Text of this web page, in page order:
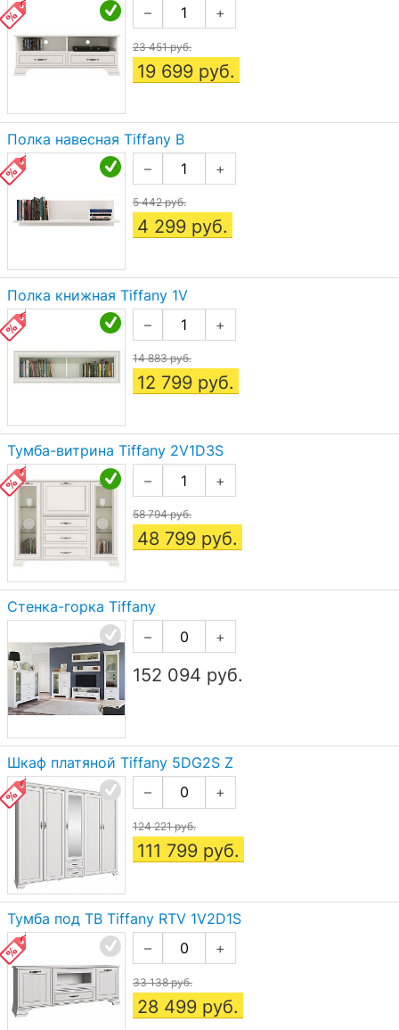
–
+
23 451 руб.
19 699 руб.
Полка навесная Tiffany В
–
+
5 442 руб.
4 299 руб.
Полка книжная Tiffany 1V
–
+
14 883 руб.
12 799 руб.
Тумба-витрина Tiffany 2V1D3S
–
+
58 794 руб.
48 799 руб.
Стенка-горка Tiffany
–
+
152 094 руб.
Шкаф платяной Tiffany 5DG2S Z
–
+
124 221 руб.
111 799 руб.
Тумба под ТВ Tiffany RTV 1V2D1S
–
+
33 138 руб.
28 499 руб.